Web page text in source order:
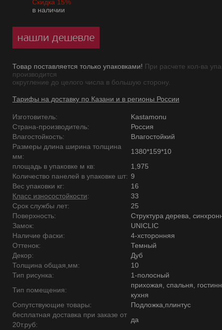
Скидка 15%
в наличии
нашли дешевле
Товар поставляется только упаковками! При расчете кол-ва
производится
округление до целого числа в большую сторону.
Тарифы на доставку по Казани и в регионы России
Изготовитель:
Kastamonu
Страна-производитель:
Россия
Влагостойкость:
Влагостойкий
Размеры длина ширина толщина
мм:
1380*159*10
площадь в упаковке м кв:
1,975
Количество панелей в упаковке шт: 9
Вес упаковки кг:
16
Класс износостойкости:
33
Срок службы лет:
25
Поверхность:
Структура дерева,
Замок:
UNICLIC
Наличие фаски:
4-хсторонняя
Оттенок:
Темный
Декор:
Дуб
Толщина общая,мм:
10
Тип рисунка:
1-полосный
Тип помещения:
прихожая, спальня,
кухня
Сопутствующие товары:
Подложка,плинтус
бесплатная доставка при заказе от
20т.руб:
да